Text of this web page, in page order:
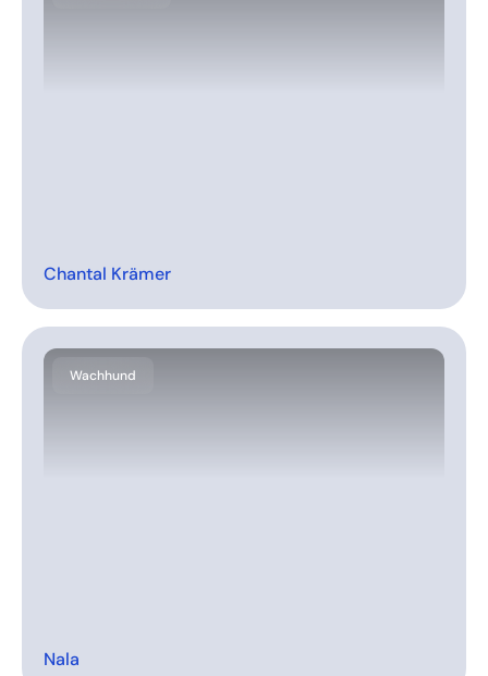
Chantal Krämer
Wachhund
Nala